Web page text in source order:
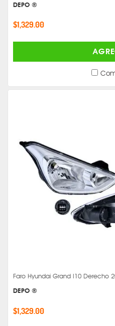
DEPO ®
$1,329.00
Faro Hyundai Grand I10 Derecho
DEPO ®
$1,329.00